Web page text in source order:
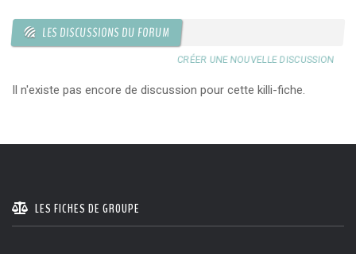
LES DISCUSSIONS DU FORUM
CRÉER UNE NOUVELLE DISCUSSION
Il n'existe pas encore de discussion pour cette killi-fiche.
LES FICHES DE GROUPE